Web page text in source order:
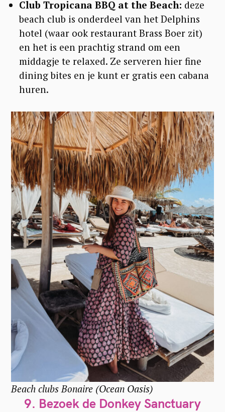
Club Tropicana BBQ at the Beach: deze
beach club is onderdeel van het Delphins
hotel (waar ook restaurant Brass Boer zit)
en het is een prachtig strand om een
middagje te relaxed. Ze serveren hier fine
dining bites en je kunt er gratis een cabana
huren.
Beach clubs Bonaire (Ocean Oasis)
9. Bezoek de Donkey Sanctuary